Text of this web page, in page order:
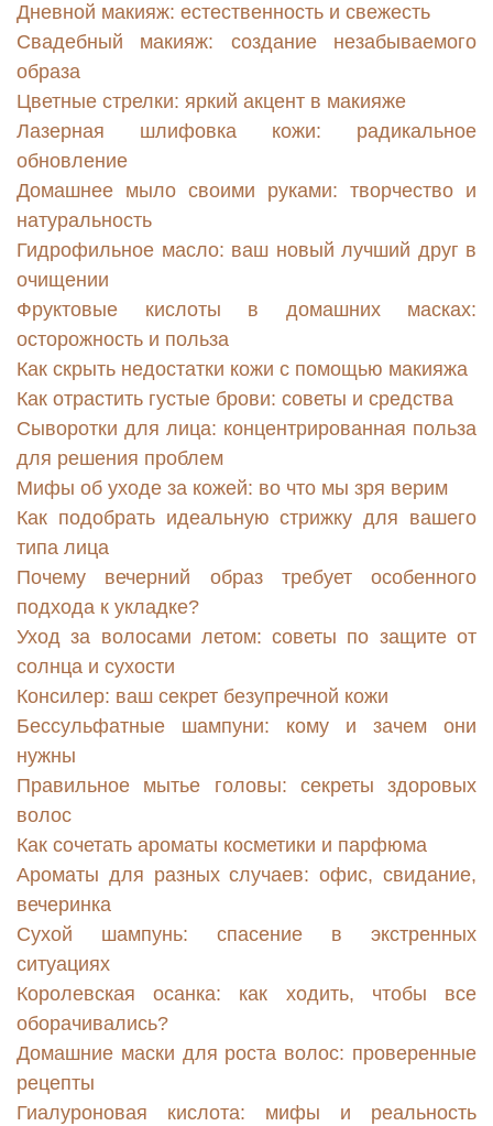
Дневной макияж: естественность и свежесть
Свадебный макияж: создание незабываемого
образа
Цветные стрелки: яркий акцент в макияже
Лазерная шлифовка кожи: радикальное
обновление
Домашнее мыло своими руками: творчество и
натуральность
Гидрофильное масло: ваш новый лучший друг в
очищении
Фруктовые кислоты в домашних масках:
осторожность и польза
Как скрыть недостатки кожи с помощью макияжа
Как отрастить густые брови: советы и средства
Сыворотки для лица: концентрированная польза
для решения проблем
Мифы об уходе за кожей: во что мы зря верим
Как подобрать идеальную стрижку для вашего
типа лица
Почему вечерний образ требует особенного
подхода к укладке?
Уход за волосами летом: советы по защите от
солнца и сухости
Консилер: ваш секрет безупречной кожи
Бессульфатные шампуни: кому и зачем они
нужны
Правильное мытье головы: секреты здоровых
волос
Как сочетать ароматы косметики и парфюма
Ароматы для разных случаев: офис, свидание,
вечеринка
Сухой шампунь: спасение в экстренных
ситуациях
Королевская осанка: как ходить, чтобы все
оборачивались?
Домашние маски для роста волос: проверенные
рецепты
Гиалуроновая кислота: мифы и реальность